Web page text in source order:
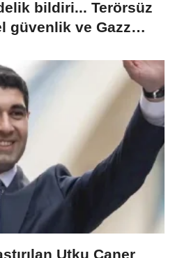
bildiri... Terörsüz
güvenlik ve Gazze
Utku Caner